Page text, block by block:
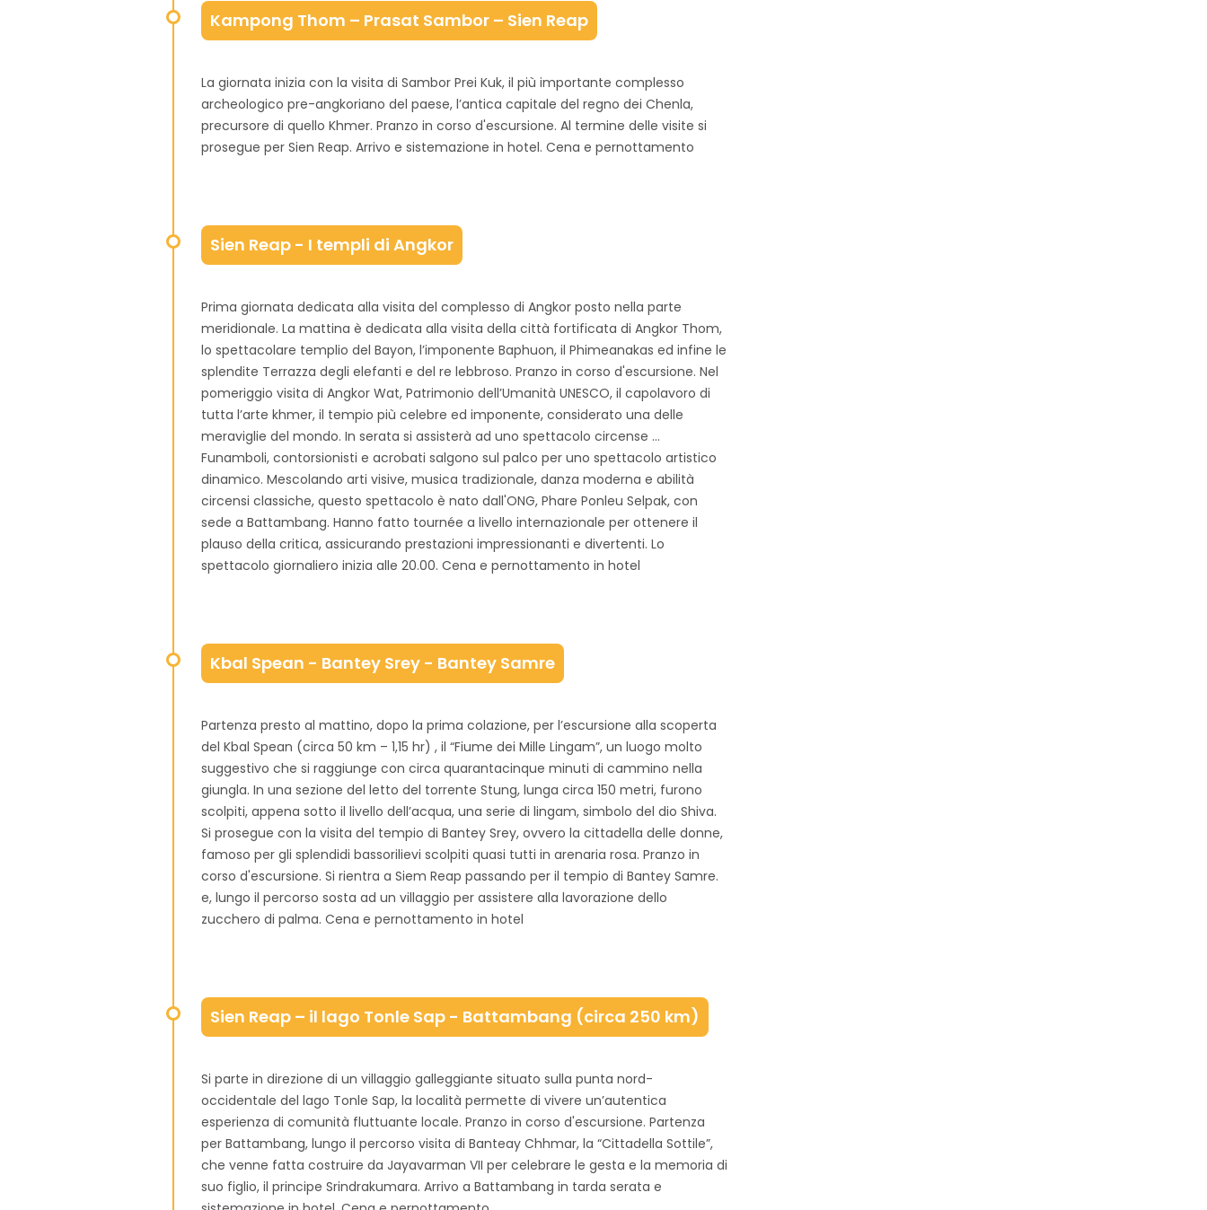
Kampong Thom – Prasat Sambor – Sien Reap
La giornata inizia con la visita di Sambor Prei Kuk, il più importante complesso
archeologico pre-angkoriano del paese, l’antica capitale del regno dei Chenla,
precursore di quello Khmer. Pranzo in corso d'escursione. Al termine delle visite si
prosegue per Sien Reap. Arrivo e sistemazione in hotel. Cena e pernottamento
Sien Reap - I templi di Angkor
Prima giornata dedicata alla visita del complesso di Angkor posto nella parte
meridionale. La mattina è dedicata alla visita della città fortificata di Angkor Thom,
lo spettacolare templio del Bayon, l’imponente Baphuon, il Phimeanakas ed infine le
splendite Terrazza degli elefanti e del re lebbroso. Pranzo in corso d'escursione. Nel
pomeriggio visita di Angkor Wat, Patrimonio dell’Umanità UNESCO, il capolavoro di
tutta l’arte khmer, il tempio più celebre ed imponente, considerato una delle
meraviglie del mondo. In serata si assisterà ad uno spettacolo circense …
Funamboli, contorsionisti e acrobati salgono sul palco per uno spettacolo artistico
dinamico. Mescolando arti visive, musica tradizionale, danza moderna e abilità
circensi classiche, questo spettacolo è nato dall'ONG, Phare Ponleu Selpak, con
sede a Battambang. Hanno fatto tournée a livello internazionale per ottenere il
plauso della critica, assicurando prestazioni impressionanti e divertenti. Lo
spettacolo giornaliero inizia alle 20.00. Cena e pernottamento in hotel
Kbal Spean - Bantey Srey - Bantey Samre
Partenza presto al mattino, dopo la prima colazione, per l’escursione alla scoperta
del Kbal Spean (circa 50 km – 1,15 hr) , il “Fiume dei Mille Lingam”, un luogo molto
suggestivo che si raggiunge con circa quarantacinque minuti di cammino nella
giungla. In una sezione del letto del torrente Stung, lunga circa 150 metri, furono
scolpiti, appena sotto il livello dell’acqua, una serie di lingam, simbolo del dio Shiva.
Si prosegue con la visita del tempio di Bantey Srey, ovvero la cittadella delle donne,
famoso per gli splendidi bassorilievi scolpiti quasi tutti in arenaria rosa. Pranzo in
corso d'escursione. Si rientra a Siem Reap passando per il tempio di Bantey Samre.
e, lungo il percorso sosta ad un villaggio per assistere alla lavorazione dello
zucchero di palma. Cena e pernottamento in hotel
Sien Reap – il lago Tonle Sap - Battambang (circa 250 km)
Si parte in direzione di un villaggio galleggiante situato sulla punta nord-
occidentale del lago Tonle Sap, la località permette di vivere un’autentica
esperienza di comunità fluttuante locale. Pranzo in corso d'escursione. Partenza
per Battambang, lungo il percorso visita di Banteay Chhmar, la “Cittadella Sottile”,
che venne fatta costruire da Jayavarman VII per celebrare le gesta e la memoria di
suo figlio, il principe Srindrakumara. Arrivo a Battambang in tarda serata e